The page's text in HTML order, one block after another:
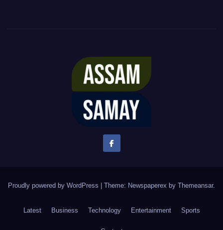
Proudly powered by WordPress Theme: Newspaperex by Themeansar.
Latest Business Technology Entertainment Sports